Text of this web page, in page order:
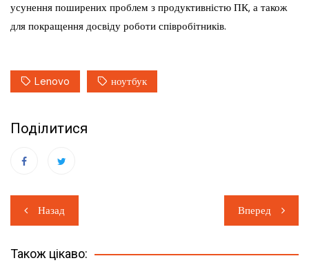
усунення поширених проблем з продуктивністю ПК, а також
для покращення досвіду роботи співробітників.
Lenovo ноутбук
Поділитися
Навігація
записів
Назад Вперед
Також цікаво: